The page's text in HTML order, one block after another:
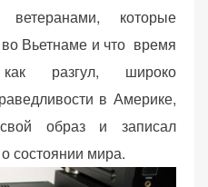
ветеранами, которые
Вьетнаме и что время
разгул, широко
в Америке,
образ и записал
состоянии мира.